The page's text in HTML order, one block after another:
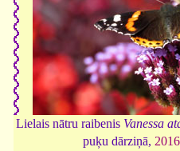
Lielais nātru raibenis Vanessa
puķu dārziņā, 2016